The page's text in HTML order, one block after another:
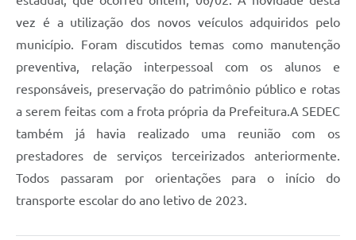
Plano Diretor e Mobilidade Urbana
Festival Gastronômico
Emprega Barbacena
Plano Municipal de Saneamento Básico
Regularização de bairros
vez é a utilização dos novos veículos adquiridos pelo
município. Foram discutidos temas como manutenção
preventiva, relação interpessoal com os alunos e
responsáveis, preservação do patrimônio público e rotas
a serem feitas com a frota própria da Prefeitura.A SEDEC
também já havia realizado uma reunião com os
prestadores de serviços terceirizados anteriormente.
Todos passaram por orientações para o início do
transporte escolar do ano letivo de 2023.